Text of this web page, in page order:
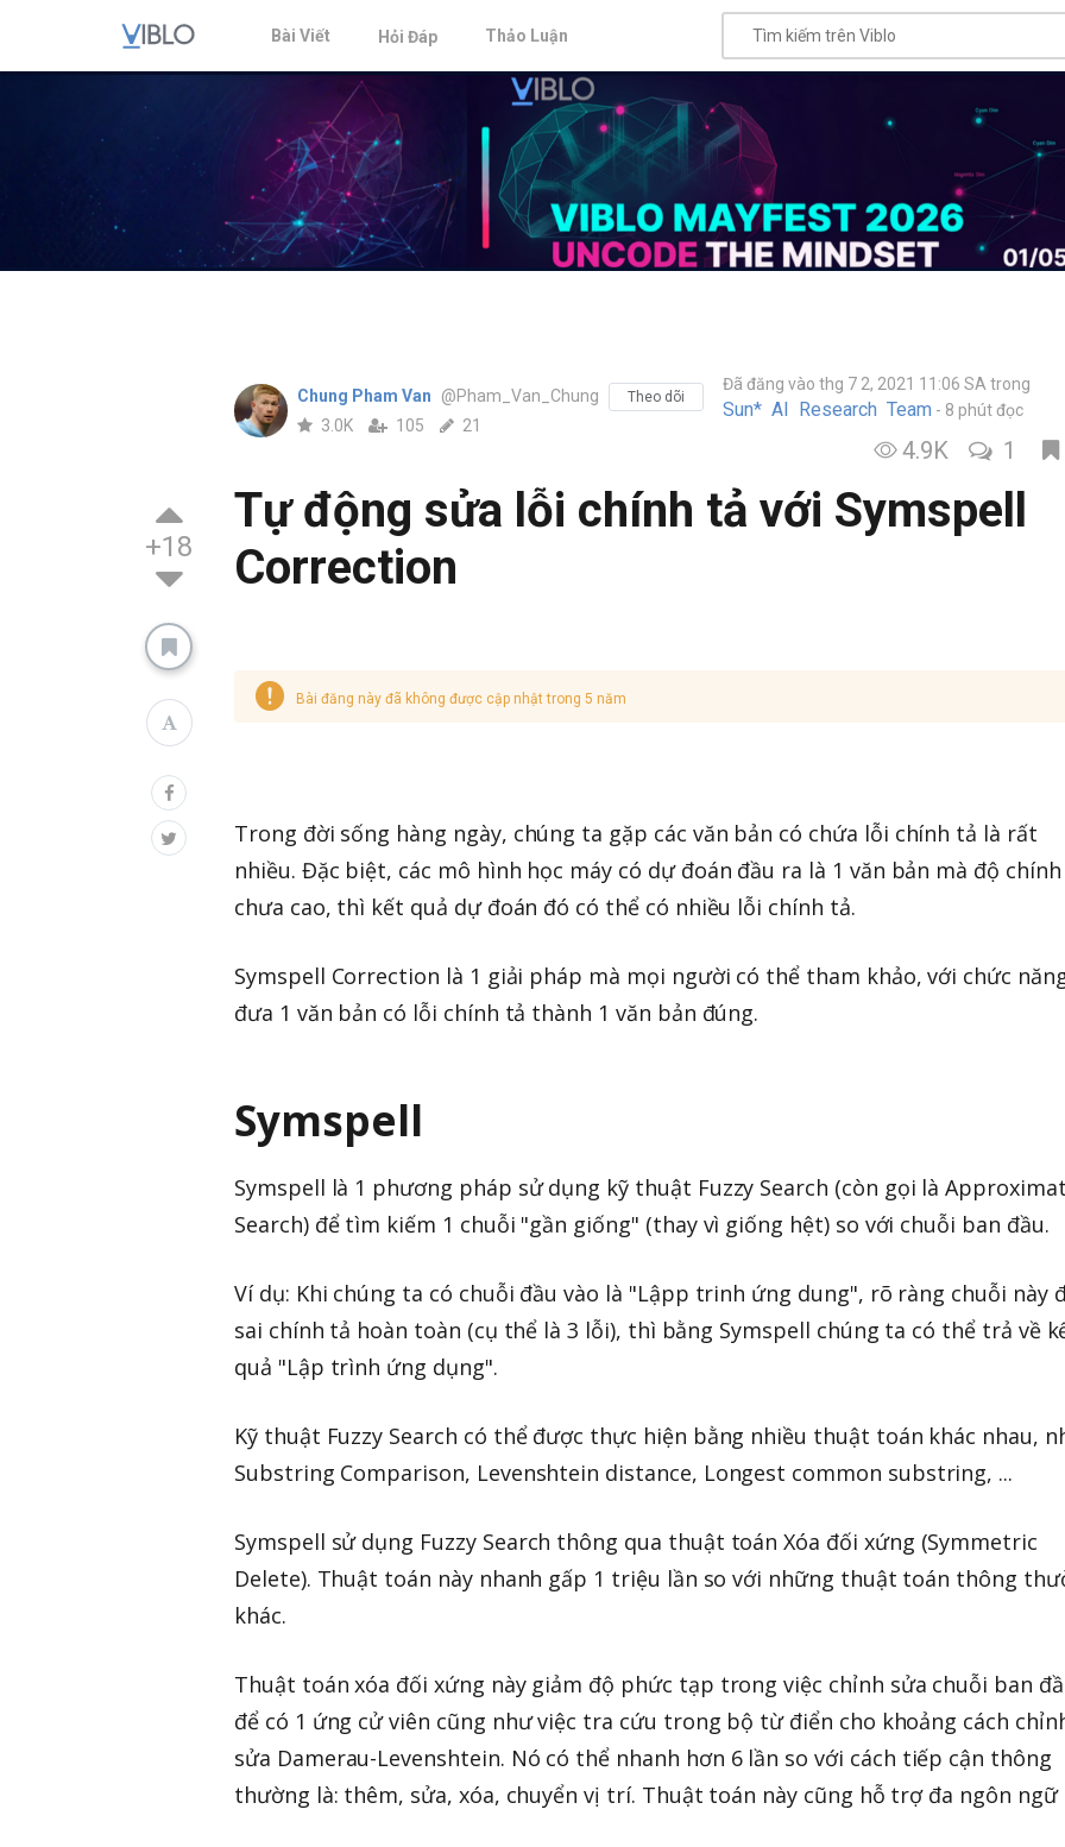
Bài Viết Hỏi Đáp Thảo Luận
+18
Chung Pham Van @Pham_Van_Chung Theo dõi
3.0K 105 21
Đã đăng vào thg 7 2, 2021 11:06 SA trong
Sun* AI Research Team 8 phút đọc
4.9K 1
Tự động sửa lỗi chính tả với Symspell
Correction
Bài đăng này đã không được cập nhật trong 5 năm
Trong đời sống hàng ngày, chúng ta gặp các văn bản có chứa lỗi chính tả là rất
nhiều. Đặc biệt, các mô hình học máy có dự đoán đầu ra là 1 văn bản mà độ chính
chưa cao, thì kết quả dự đoán đó có thể có nhiều lỗi chính tả.
Symspell Correction là 1 giải pháp mà mọi người có thể tham khảo, với chức
đưa 1 văn bản có lỗi chính tả thành 1 văn bản đúng.
Symspell
Symspell là 1 phương pháp sử dụng kỹ thuật Fuzzy Search (còn gọi là
Search) để tìm kiếm 1 chuỗi "gần giống" (thay vì giống hệt) so với chuỗi ban đầu.
Ví dụ: Khi chúng ta có chuỗi đầu vào là "Lậpp trinh ứng dung", rõ ràng chuỗi này
sai chính tả hoàn toàn (cụ thể là 3 lỗi), thì bằng Symspell chúng ta có thể trả về
quả "Lập trình ứng dụng".
Kỹ thuật Fuzzy Search có thể được thực hiện bằng nhiều thuật toán khác nhau,
Substring Comparison, Levenshtein distance, Longest common substring, ...
Symspell sử dụng Fuzzy Search thông qua thuật toán Xóa đối xứng (Symmetric
Delete). Thuật toán này nhanh gấp 1 triệu lần so với những thuật toán thông
khác.
Thuật toán xóa đối xứng này giảm độ phức tạp trong việc chỉnh sửa chuỗi ban
để có 1 ứng cử viên cũng như việc tra cứu trong bộ từ điển cho khoảng cách
sửa Damerau-Levenshtein. Nó có thể nhanh hơn 6 lần so với cách tiếp cận thông
thường là: thêm, sửa, xóa, chuyển vị trí. Thuật toán này cũng hỗ trợ đa ngôn ngữ